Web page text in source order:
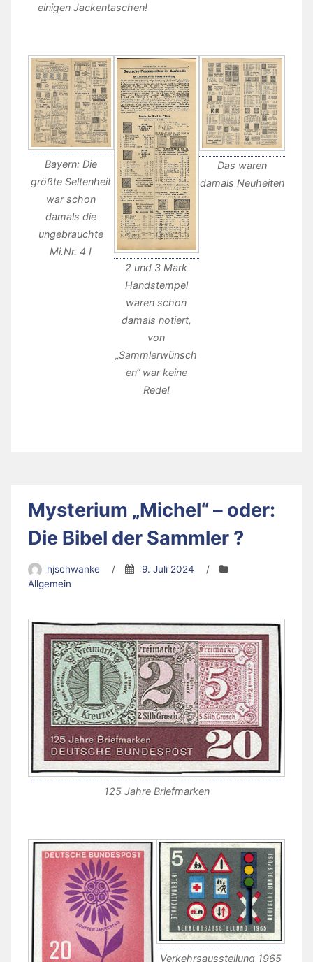
einigen Jackentaschen!
Bayern: Die
größte Seltenheit
war schon
damals die
ungebrauchte
Mi.Nr. 4 I
2 und 3 Mark
Handstempel
waren schon
damals notiert,
von
„Sammlerwünsch
en“ war keine
Rede!
Das waren
damals Neuheiten
Mysterium „Michel“ – oder:
Die Bibel der Sammler ?
hjschwanke / 9. Juli 2024
/
Allgemein
125 Jahre Briefmarken
Verkehrsausstellung 1965